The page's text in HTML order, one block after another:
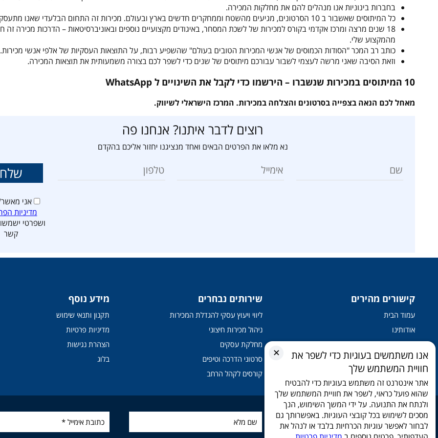
בחברות בינוניות אנו מנהלים להם את מחלקות המכירה.
כל המיתוסים שאשבור ב 10 הסרטונים, מגיעים מהשטח וממחקרים חדשים בארץ ובעולם. מכירות זה התחום הבלעדי שאנו מתעסקים בו.
18 שנים מרצה ומרכז אקדמי בקורס למכירות של לשכת המסחר, באיגודים מקצועיים נוספים ובאוניברסיטאות – הדרכות מכירה זה
מהמקצוע שלי.
כותב רב המכר "הסודות הכמוסים של אנשי המכירות הטובים בעולם" שהשפיע רבות, על התוצאות העסקיות של אלפי אנשי מכירות.
וזאת הסיבה שאני מרשה לעצמי לשבור עבורכם מיתוסים של שנים כדי לשפר לכם בצורה משמעותית את תוצאות המכירה.
10 המיתוסים במכירות שנשברו – הירשמו כדי לקבל את השינויים ל WhatsApp
מאחל לכם הנאה בצפייה בסרטונים והצלחה במכירות. המרכז הישראלי לשיווק.
רוצים לדבר איתנו? אנחנו פה
נא מלאו את הפרטים הבאים ואחד מנציגנו יחזור אליכם בהקדם
אני
מדיניות
ושפרטי
קשר
קישורים מהירים
עמוד הבית
אודותינו
בין לקוחותינו
קורסים והדרכות
שירותים
שירותים נבחרים
ליווי ויעוץ עסקי להגדלת המכירות
ניהול מכירות חיצוני
מחלקת עסקים
סרטוני הדרכה וטיפים
קורסים לקהל הרחב
מידע נוסף
תקנון ותנאי שימוש
מדיניות פרטיות
הצהרת נגישות
בלוג
הירשמו לניוזלטר שלנו
✕
אנו משתמשים בעוגיות כדי לשפר את
חוויית המשתמש שלך
אתר אינטרנט זה משתמש בעוגיות כדי להבטיח
שהוא פועל כראוי, לשפר את חוויית המשתמש שלך
ולנתח את התנועה. על ידי המשך השימוש, הנך
מסכים לשימוש בכל קובצי העוגיות. באפשרותך גם
לבחור לאפשר עוגיות הכרחיות בלבד או לנהל את